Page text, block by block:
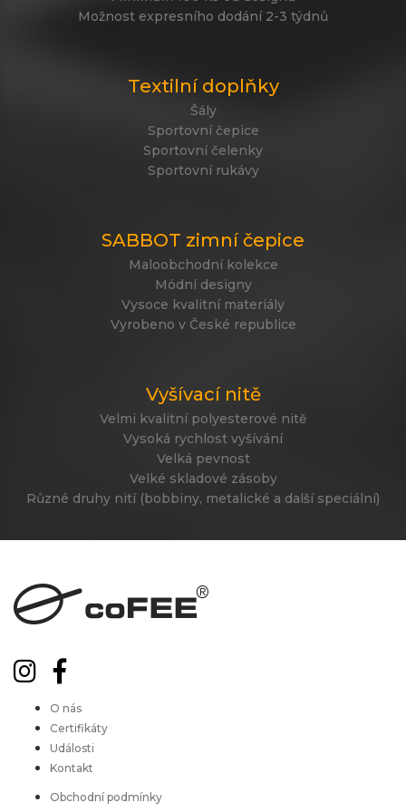
Možnost expresního dodání 2-3 týdnů
Textilní doplňky
Šály
Sportovní čepice
Sportovní čelenky
Sportovní rukávy
SABBOT zimní čepice
Maloobchodní kolekce
Módní designy
Vysoce kvalitní materiály
Vyrobeno v České republice
Vyšívací nitě
Velmi kvalitní polyesterové nitě
Vysoká rychlost vyšívání
Velká pevnost
Velké skladové zásoby
Různé druhy nití (bobbiny, metalické a další speciální)
O nás
Certifikáty
Události
Kontakt
Obchodní podmínky